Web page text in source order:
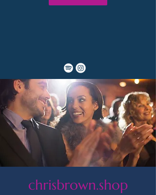
chrisbrown.shop